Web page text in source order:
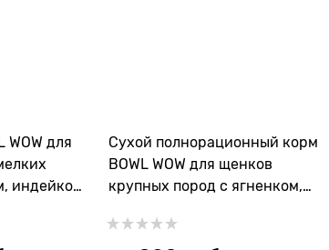
WOW для
индейкой,
Сухой полнорационный корм
BOWL WOW для щенков
крупных пород с ягненком,
добавлением черники